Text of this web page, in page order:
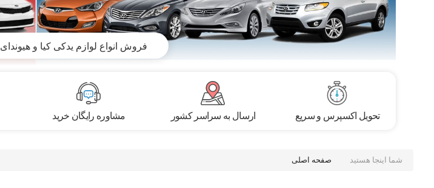
فروش انواع لوازم یدکی کیا و هیوندای
تحویل اکسپرس و سریع ارسال به سراسر کشور مشاوره رایگان خرید
شما اینجا هستید صفحه اصلی